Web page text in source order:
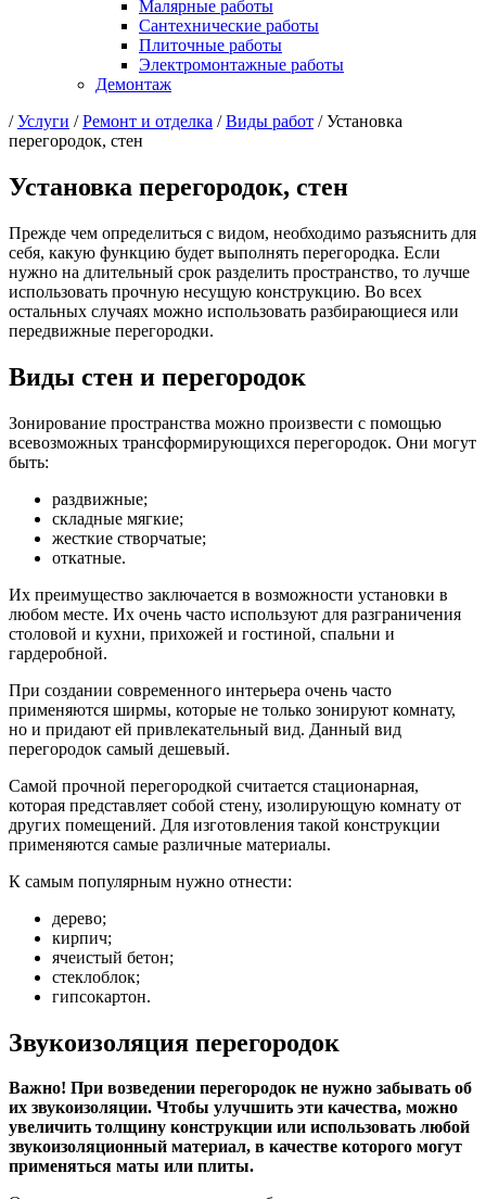
Малярные работы
Сантехнические работы
Плиточные работы
Электромонтажные работы
Демонтаж
/Услуги /Ремонт и отделка /Виды работ /Установка
перегородок, стен
Установка перегородок, стен
Прежде чем определиться с видом, необходимо разъяснить для
себя, какую функцию будет выполнять перегородка. Если
нужно на длительный срок разделить пространство, то лучше
использовать прочную несущую конструкцию. Во всех
остальных случаях можно использовать разбирающиеся или
передвижные перегородки.
Виды стен и перегородок
Зонирование пространства можно произвести с помощью
всевозможных трансформирующихся перегородок. Они могут
быть:
раздвижные;
складные мягкие;
жесткие створчатые;
откатные.
Их преимущество заключается в возможности установки в
любом месте. Их очень часто используют для разграничения
столовой и кухни, прихожей и гостиной, спальни и
гардеробной.
При создании современного интерьера очень часто
применяются ширмы, которые не только зонируют комнату,
но и придают ей привлекательный вид. Данный вид
перегородок самый дешевый.
Самой прочной перегородкой считается стационарная,
которая представляет собой стену, изолирующую комнату от
других помещений. Для изготовления такой конструкции
применяются самые различные материалы.
К самым популярным нужно отнести:
дерево;
кирпич;
ячеистый бетон;
стеклоблок;
гипсокартон.
Звукоизоляция перегородок
Важно! При возведении перегородок не нужно забывать об
их звукоизоляции. Чтобы улучшить эти качества, можно
увеличить толщину конструкции или использовать любой
звукоизоляционный материал, в качестве которого могут
применяться маты или плиты.